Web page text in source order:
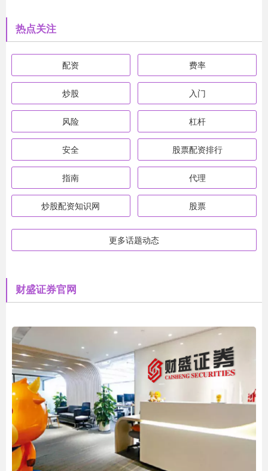
热点关注
配资 费率
炒股 入门
风险 杠杆
安全 股票配资排行
指南 代理
炒股配资知识网 股票
更多话题动态
财盛证券官网